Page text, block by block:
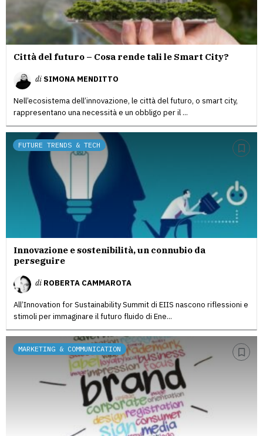
Città del futuro – Cosa rende tali le Smart City?
di SIMONA MENDITTO
Nell’ecosistema dell’innovazione, le città del futuro, o smart city,
rappresentano una necessità e un obbligo per il ...
FUTURE TRENDS & TECH
Innovazione e sostenibilità, un connubio da
perseguire
di ROBERTA CAMMAROTA
All’Innovation for Sustainability Summit di EIIS nascono riflessioni e
stimoli per immaginare il futuro fluido di Ene...
MARKETING & COMMUNICATION